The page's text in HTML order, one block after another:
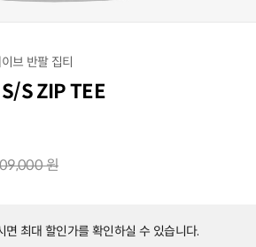
브 반팔 집티
S ZIP TEE
원
면 최대 할인가를 확인하실 수 있습니다.